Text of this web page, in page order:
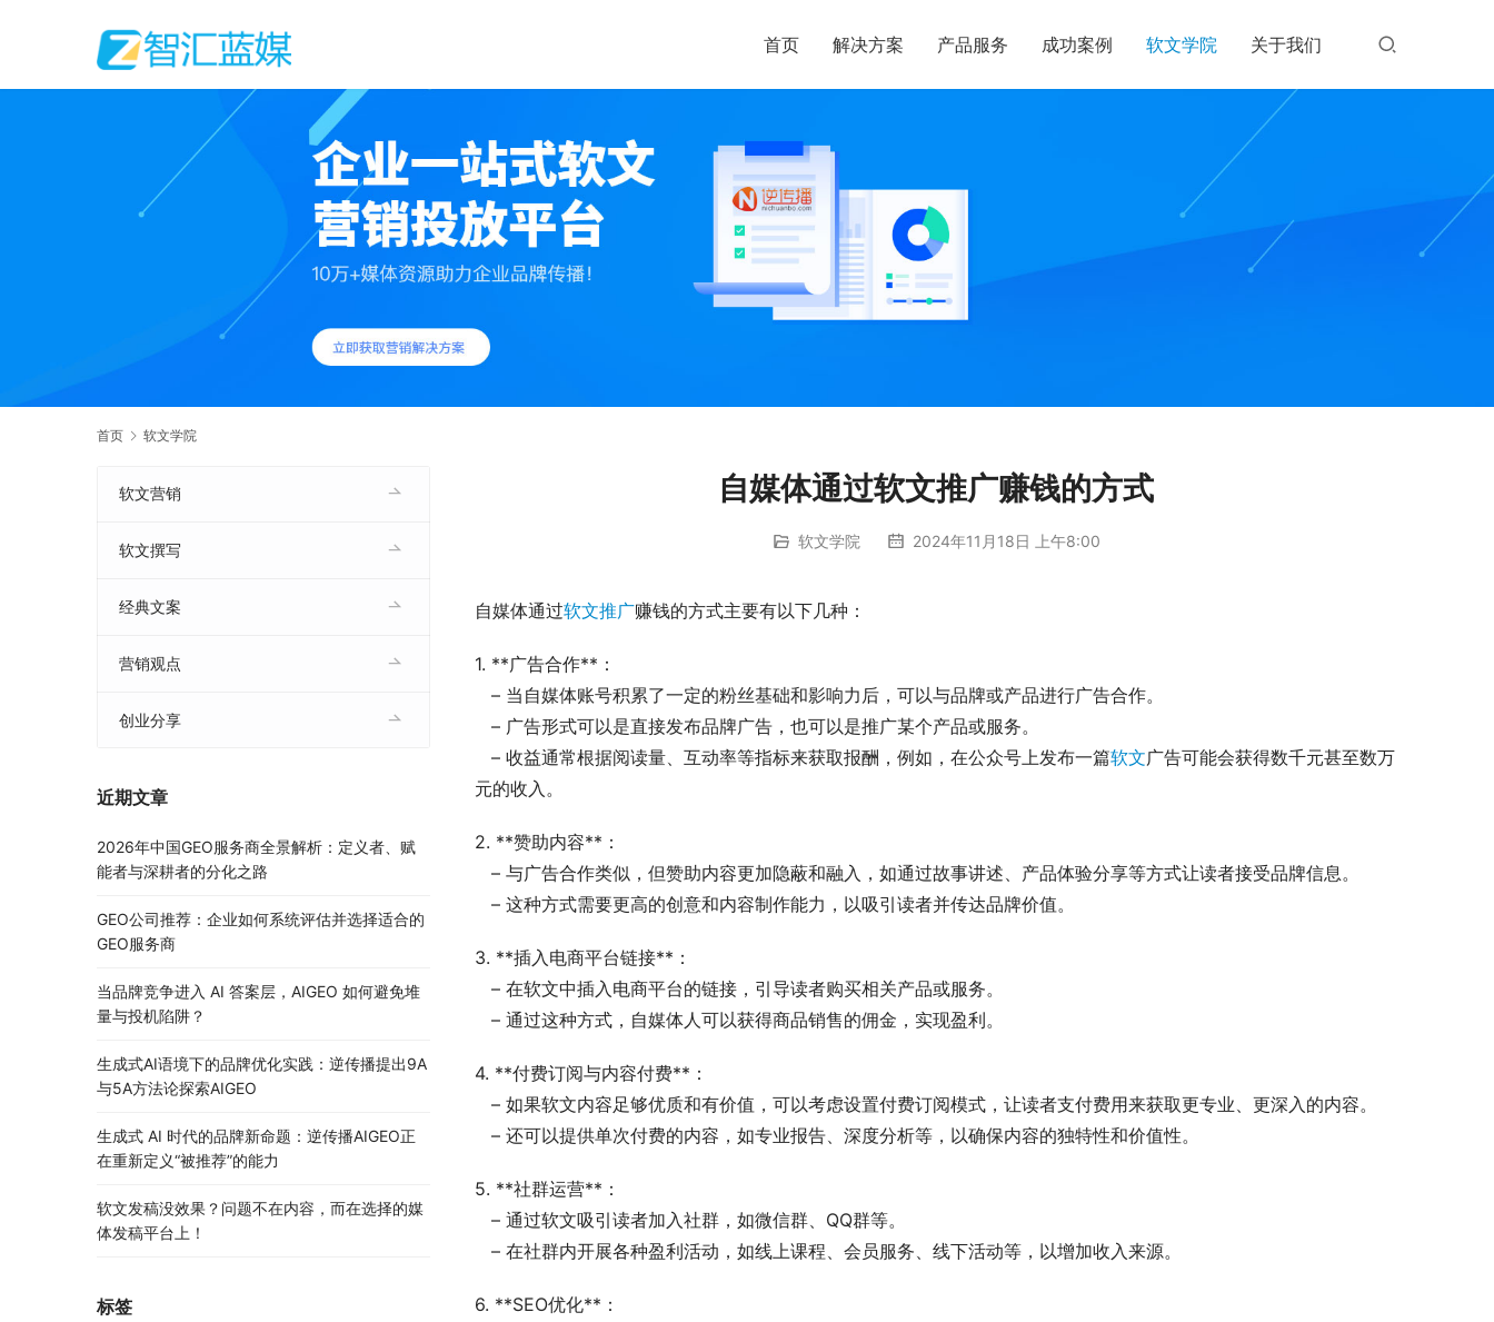
首页 解决方案 产品服务 成功案例 软文学院 关于我们
首页 软文学院
自媒体通过软文推广赚钱的方式
软文学院 2024年11月18日 上午8:00
自媒体通过软文推广赚钱的方式主要有以下几种：
1. **广告合作**：
   – 当自媒体账号积累了一定的粉丝基础和影响力后，可以与品牌或产品进行广告合作。
   – 广告形式可以是直接发布品牌广告，也可以是推广某个产品或服务。
   – 收益通常根据阅读量、互动率等指标来获取报酬，例如，在公众号上发布一篇
软文广告可能会获得数千元甚至数万
元的收入。
2. **赞助内容**：
   – 与广告合作类似，但赞助内容更加隐蔽和融入，如通过故事讲述、产品体验分享等方式让读者接受品牌信息。
   – 这种方式需要更高的创意和内容制作能力，以吸引读者并传达品牌价值。
3. **插入电商平台链接**：
   – 在软文中插入电商平台的链接，引导读者购买相关产品或服务。
   – 通过这种方式，自媒体人可以获得商品销售的佣金，实现盈利。
4. **付费订阅与内容付费**：
   – 如果软文内容足够优质和有价值，可以考虑设置付费订阅模式，让读者支付费用来获取更专业、更深入的内容。
   – 还可以提供单次付费的内容，如专业报告、深度分析等，以确保内容的独特性和价值性。
5. **社群运营**：
   – 通过软文吸引读者加入社群，如微信群、QQ群等。
   – 在社群内开展各种盈利活动，如线上课程、会员服务、线下活动等，以增加收入来源。
6. **SEO优化**：
软文营销
软文撰写
经典文案
营销观点
创业分享
近期文章
2026年中国GEO服务商全景解析：定义者、赋
能者与深耕者的分化之路
GEO公司推荐：企业如何系统评估并选择适合的
GEO服务商
当品牌竞争进入 AI 答案层，AIGEO 如何避免堆
量与投机陷阱？
生成式AI语境下的品牌优化实践：逆传播提出9A
与5A方法论探索AIGEO
生成式 AI 时代的品牌新命题：逆传播AIGEO正
在重新定义“被推荐”的能力
软文发稿没效果？问题不在内容，而在选择的媒
体发稿平台上！
标签